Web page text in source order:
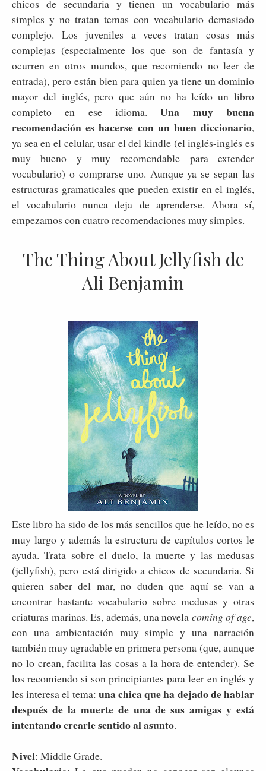
chicos de secundaria y tienen un vocabulario más
simples y no tratan temas con vocabulario demasiado
complejo. Los juveniles a veces tratan cosas más
complejas (especialmente los que son de fantasía y
ocurren en otros mundos, que recomiendo no leer de
entrada), pero están bien para quien ya tiene un dominio
mayor del inglés, pero que aún no ha leído un libro
completo en ese idioma.Una muy buena
recomendación es hacerse con un buen diccionario,
ya sea en el celular, usar el del kindle (el inglés-inglés es
muy bueno y muy recomendable para extender
vocabulario) o comprarse uno. Aunque ya se sepan las
estructuras gramaticales que pueden existir en el inglés,
el vocabulario nunca deja de aprenderse. Ahora sí,
empezamos con cuatro recomendaciones muy simples.
The Thing About Jellyfish de
Ali Benjamin
Este libro ha sido de los más sencillos que he leído, no es
muy largo y además la estructura de capítulos cortos le
ayuda. Trata sobre el duelo, la muerte y las medusas
(jellyfish), pero está dirigido a chicos de secundaria. Si
quieren saber del mar, no duden que aquí se van a
encontrar bastante vocabulario sobre medusas y otras
criaturas marinas. Es, además, una novela coming of age,
con una ambientación muy simple y una narración
también muy agradable en primera persona (que, aunque
no lo crean, facilita las cosas a la hora de entender). Se
los recomiendo si son principiantes para leer en inglés y
les interesa el tema: una chica que ha dejado de hablar
después de la muerte de una de sus amigas y está
intentando crearle sentido al asunto.
Nivel: Middle Grade.